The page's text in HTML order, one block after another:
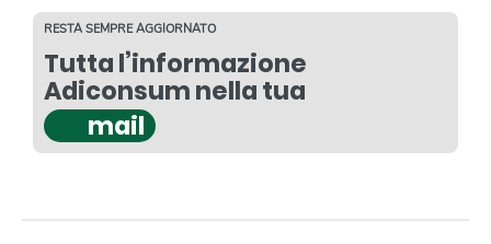
RESTA SEMPRE AGGIORNATO
Tutta l’informazione
Adiconsum nella tua
mail